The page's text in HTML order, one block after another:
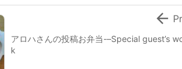
アロハさんの投稿お弁当-–Special guest’s
k
